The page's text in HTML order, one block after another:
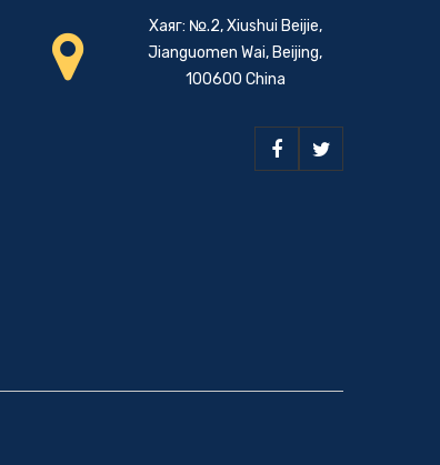
Хаяг: №.2, Xiushui Beijie,
Jianguomen Wai, Beijing,
100600 China